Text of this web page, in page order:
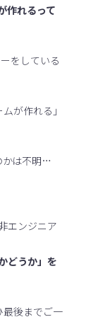
作れるって
をしている
が作れる」
かは不明…
エンジニア
どうか」を
最後までご一